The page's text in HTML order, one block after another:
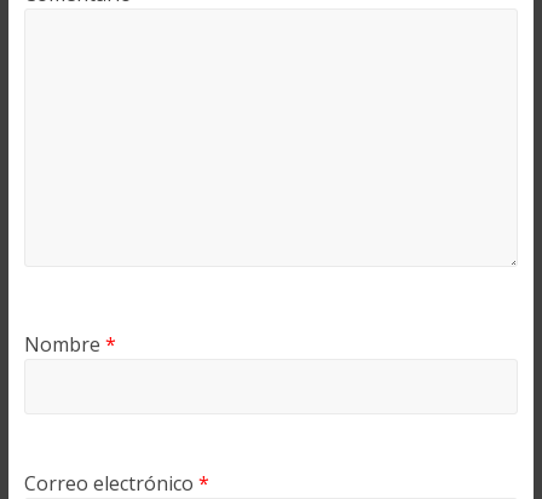
Nombre *
Correo electrónico *